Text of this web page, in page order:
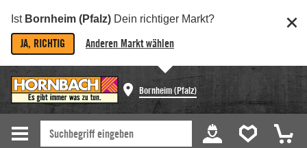
Ist Bornheim (Pfalz) Dein richtiger Markt?
JA, RICHTIG Anderen Markt wählen
Bornheim (Pfalz)